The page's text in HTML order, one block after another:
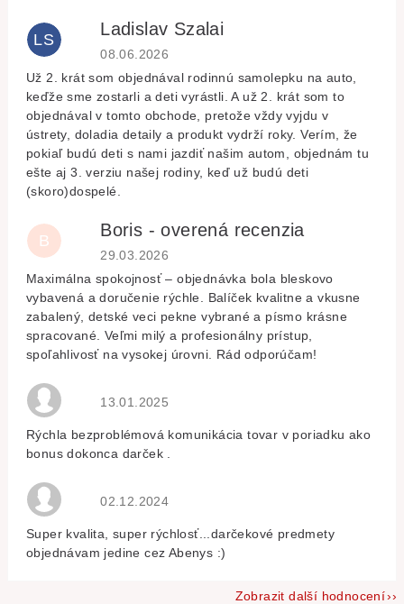
LS
Ladislav Szalai
Hodnocení obchodu je 5 z 5 hvězdiček.
08.06.2026
Už 2. krát som objednával rodinnú samolepku na auto,
keďže sme zostarli a deti vyrástli. A už 2. krát som to
objednával v tomto obchode, pretože vždy vyjdu v
ústrety, doladia detaily a produkt vydrží roky. Verím, že
pokiaľ budú deti s nami jazdiť našim autom, objednám tu
ešte aj 3. verziu našej rodiny, keď už budú deti
(skoro)dospelé.
B
Boris - overená recenzia
Hodnocení obchodu je 5 z 5 hvězdiček.
29.03.2026
Maximálna spokojnosť – objednávka bola bleskovo
vybavená a doručenie rýchle. Balíček kvalitne a vkusne
zabalený, detské veci pekne vybrané a písmo krásne
spracované. Veľmi milý a profesionálny prístup,
spoľahlivosť na vysokej úrovni. Rád odporúčam!
Hodnocení obchodu je 5 z 5 hvězdiček.
13.01.2025
Rýchla bezproblémová komunikácia tovar v poriadku ako
bonus dokonca darček .
Hodnocení obchodu je 5 z 5 hvězdiček.
02.12.2024
Super kvalita, super rýchlosť...darčekové predmety
objednávam jedine cez Abenys :)
Zobrazit další hodnocení